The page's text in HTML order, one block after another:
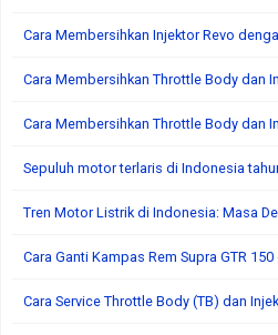
Cara Membersihkan Injektor Revo
Cara Membersihkan Throttle Body dan
Cara Membersihkan Throttle Body dan
Sepuluh motor terlaris di Indonesia
Tren Motor Listrik di Indonesia: Masa
Cara Ganti Kampas Rem Supra GTR
Cara Service Throttle Body (TB) dan